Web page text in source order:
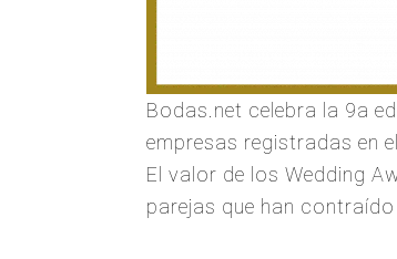
Bodas.net celebra la 9a
empresas registradas en
El valor de los Wedding
parejas que han